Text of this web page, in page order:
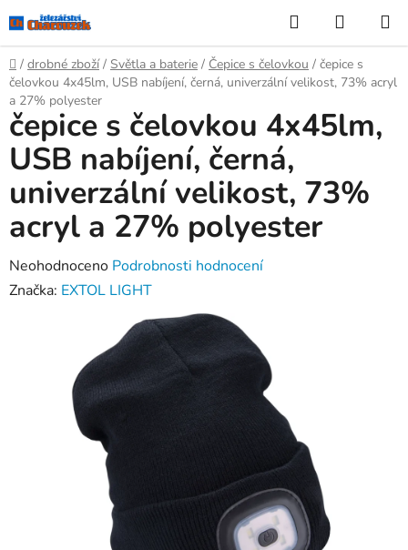
na
obsah
Hledat
KOŠÍK
Domů
/ drobné zboží / Světla a baterie / Čepice s čelovkou / čepice s
čelovkou 4x45lm, USB nabíjení, černá, univerzální velikost, 73% acryl
a 27% polyester
čepice s čelovkou 4x45lm,
USB nabíjení, černá,
univerzální velikost, 73%
acryl a 27% polyester
Průměrné
hodnocení
Neohodnoceno Podrobnosti hodnocení
Značka: EXTOL LIGHT